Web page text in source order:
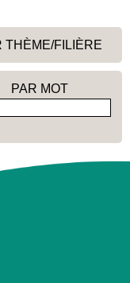
THÈME/FILIÈRE
PAR MOT